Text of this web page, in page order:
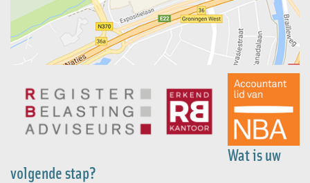
Wat is uw
volgende stap?